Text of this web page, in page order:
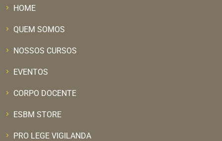
HOME
QUEM SOMOS
NOSSOS CURSOS
EVENTOS
CORPO DOCENTE
ESBM STORE
PRO LEGE VIGILANDA